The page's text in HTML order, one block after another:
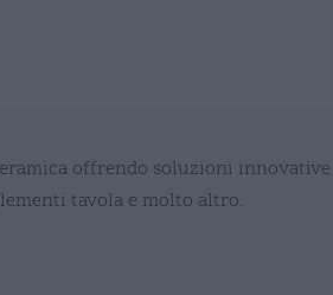
offrendo soluzioni
tavola e molto altro.